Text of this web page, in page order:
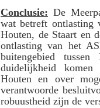
Conclusie: De
wat betreft ontlasting
Houten, de Staart en
ontlasting van het
buitengebied
duidelijkheid
Houten en over
verantwoorde
robuustheid zijn de